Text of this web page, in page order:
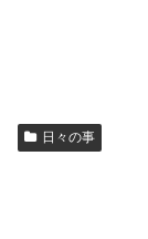
日々の事